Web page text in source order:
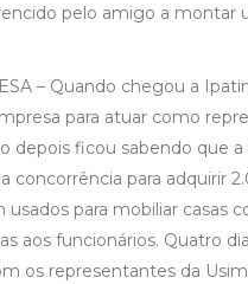
pelo amigo a montar
– Quando chegou a
para atuar como
depois ficou sabendo que a
concorrência para adquirir
usados para mobiliar casas
aos funcionários. Quatro
os representantes da